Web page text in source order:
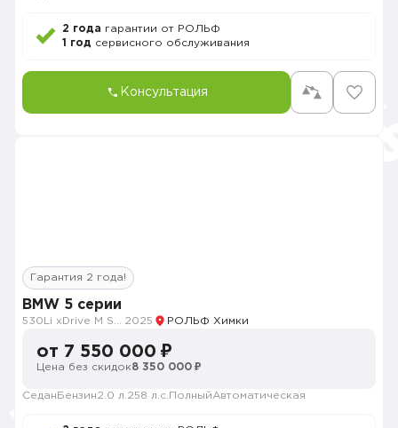
2 года гарантии от РОЛЬФ
1 год сервисного обслуживания
Консультация
Гарантия 2 года!
BMW 5 серии
2025 РОЛЬФ Химки
от 7 550 000 ₽
Цена без скидок8 350 000 ₽
Седан Бензин2.0 л. 258 л.с. ПолныйАвтоматическая